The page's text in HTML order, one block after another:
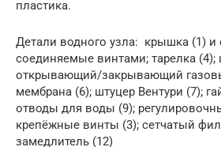
пластика.
Детали водного узла: крышка (1) и
соединяемые винтами; тарелка (4);
открывающий/закрывающий
мембрана (6); штуцер Вентури (7);
отводы для воды (9);
крепёжные винты (3); сетчатый
замедлитель (12)